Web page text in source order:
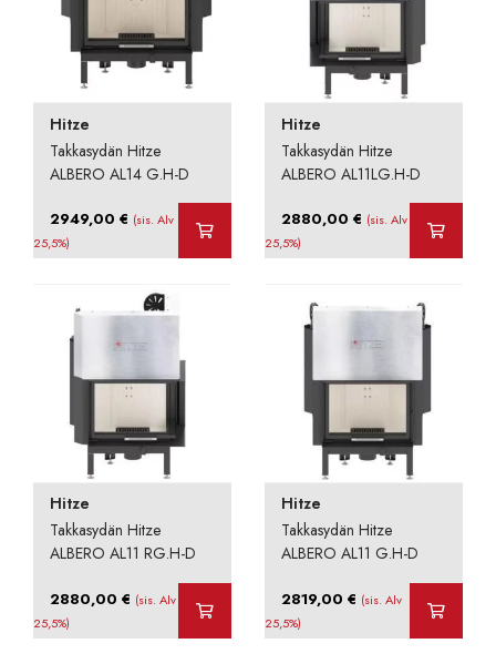
Hitze
Takkasydän Hitze
ALBERO AL14 G.H-D
2949,00€ (sis. Alv
25,5%)
Hitze
Takkasydän Hitze
ALBERO AL11LG.H-D
2880,00€ (sis. Alv
25,5%)
Hitze
Takkasydän Hitze
ALBERO AL11 RG.H-D
2880,00€ (sis. Alv
25,5%)
Hitze
Takkasydän Hitze
ALBERO AL11 G.H-D
2819,00€ (sis. Alv
25,5%)